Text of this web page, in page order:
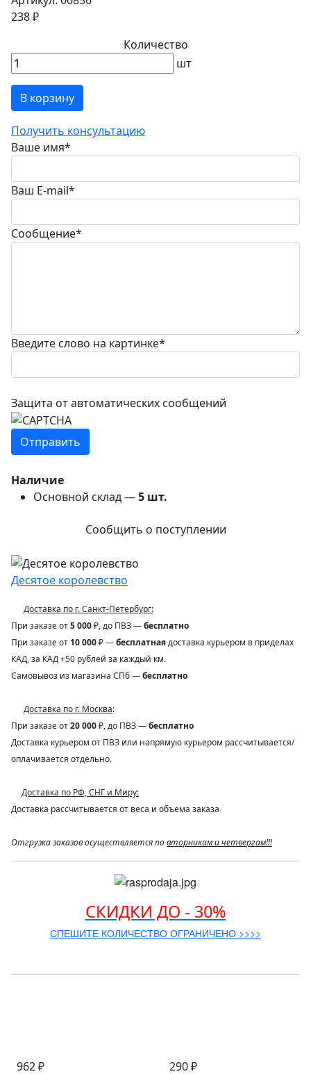
238 ₽
Количество
шт
В корзину
Получить консультацию
Ваше имя*
Ваш E-mail*
Сообщение*
Введите слово на картинке*
Защита от автоматических сообщений
Наличие
Основной склад —5 шт.
Сообщить о поступлении
Десятое королевство
Доставка по г. Санкт-Петербург:
При заказе от5 000₽, до ПВЗ —бесплатно
При заказе от 10 000₽ —бесплатнаядоставка курьером в приделах
КАД, за КАД +50 рублей за каждый км.
Самовывоз из магазина СПб —бесплатно
Доставка по г. Москва:
При заказе от20 000₽, до ПВЗ —бесплатно
Доставка курьером от ПВЗ или напрямую курьером рассчитывается/
оплачивается отдельно.
Доставка по РФ, СНГ и Миру:
Доставка рассчитывается от веса и объема заказа
Отгрузка заказов осуществляется повторникам и четвергам!!!
СКИДКИ ДО - 30%
СПЕШИТЕ КОЛИЧЕСТВО ОГРАНИЧЕНО >>>>
962 ₽ 290 ₽